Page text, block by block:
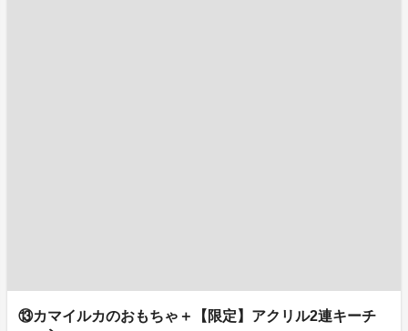
⑬カマイルカのおもちゃ＋【限定】アクリル2連キーチ